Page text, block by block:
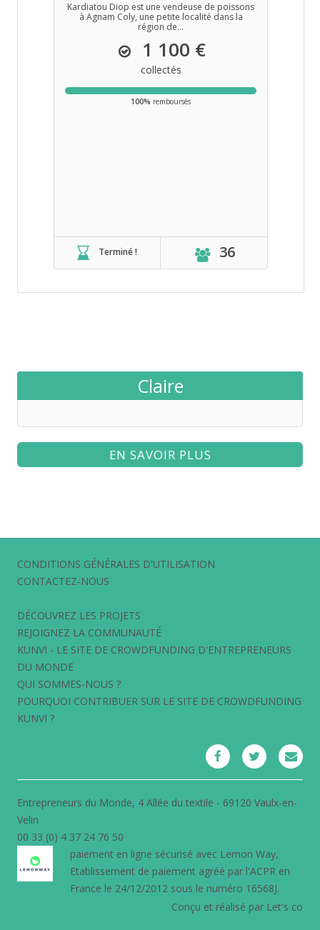
Kardiatou Diop est une vendeuse de poissons
à Agnam Coly, une petite localité dans la
région de...
1 100 €
collectés
100% remboursés
Terminé ! 36
Claire
EN SAVOIR PLUS
CONDITIONS GÉNÉRALES D'UTILISATION
CONTACTEZ-NOUS
DÉCOUVREZ LES PROJETS
REJOIGNEZ LA COMMUNAUTÉ
KUNVI - LE SITE DE CROWDFUNDING D'ENTREPRENEURS
DU MONDE
QUI SOMMES-NOUS ?
POURQUOI CONTRIBUER SUR LE SITE DE CROWDFUNDING
KUNVI ?
Entrepreneurs du Monde, 4 Allée du textile - 69120 Vaulx-en-
Velin
00 33 (0) 4 37 24 76 50
paiement en ligne sécurisé avec Lemon Way,
Etablissement de paiement agréé par l'ACPR en
France le 24/12/2012 sous le numéro 16568J.
Conçu et réalisé par Let's co